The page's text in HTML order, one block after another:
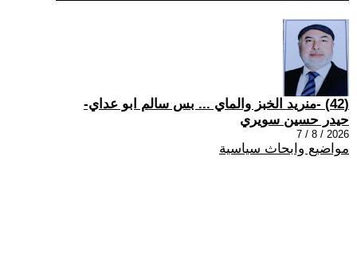
(42) -منريد الخبز والماي ... بس سالم ابو عداي-
حيدر حسين سويري
2026 / 8 / 7
مواضيع وابحاث سياسية